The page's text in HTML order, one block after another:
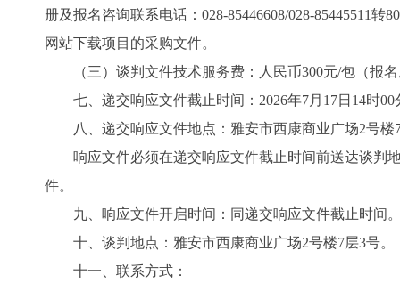
册及报名咨询联系电话：028-85446608/028-85445511
网站下载项目的采购文件。
（三）谈判文件技术服务费：人民币300元/包（报
七、递交响应文件截止时间：2026年7月17日14时
八、递交响应文件地点：雅安市西康商业广场2号楼
响应文件必须在递交响应文件截止时间前送达谈判
件。
九、响应文件开启时间：同递交响应文件截止时间
十、谈判地点：雅安市西康商业广场2号楼7层3号。
十一、联系方式：